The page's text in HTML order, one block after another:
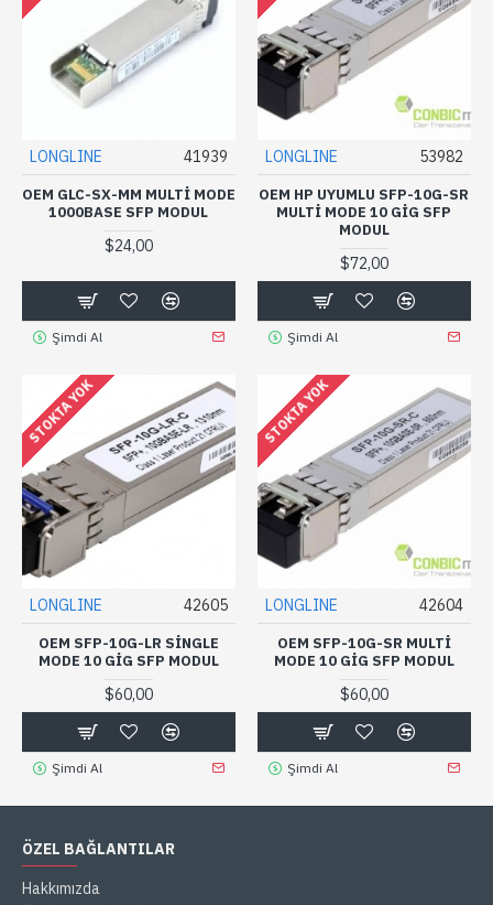
LONGLINE 41939
OEM GLC-SX-MM MULTI MODE
1000BASE SFP MODUL
$24,00
Şimdi Al
LONGLINE 53982
OEM HP UYUMLU SFP-10G-SR
MULTI MODE 10 GIG SFP
MODUL
$72,00
Şimdi Al
STOKTA YOK
LONGLINE 42605
OEM SFP-10G-LR SINGLE
MODE 10 GIG SFP MODUL
$60,00
Şimdi Al
STOKTA YOK
LONGLINE 42604
OEM SFP-10G-SR MULTI
MODE 10 GIG SFP MODUL
$60,00
Şimdi Al
ÖZEL BAĞLANTILAR
Hakkımızda